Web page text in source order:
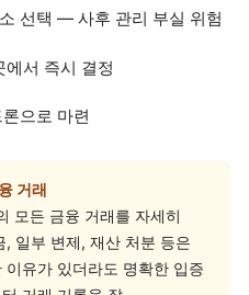
선택 — 사후 관리 부실 위험
서 즉시 결정
으로 마련
거래
모든 금융 거래를 자세히
일부 변제, 재산 처분 등은
유가 있더라도 명확한 입증